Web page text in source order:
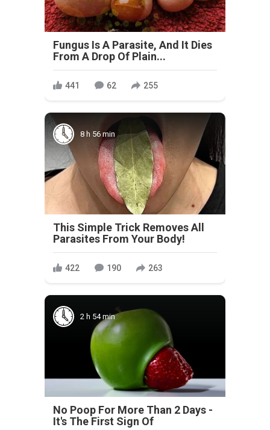
Fungus Is A Parasite, And It Dies
From A Drop Of Plain...
441 62 255
8 h 56 min
This Simple Trick Removes All
Parasites From Your Body!
422 190 263
2 h 54 min
No Poop For More Than 2 Days -
It's The First Sign Of